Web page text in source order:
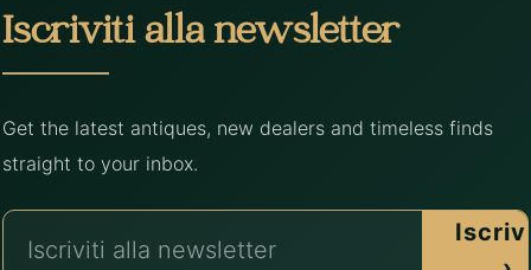
Iscriviti alla newsletter
Get the latest antiques, new dealers and timeless finds
straight to your inbox.